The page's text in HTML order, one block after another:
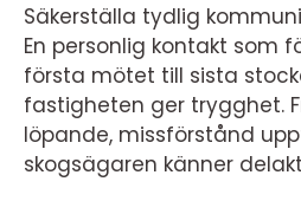
Säkerställa tydlig
En personlig kontakt som
första mötet till sista
fastigheten ger trygghet.
löpande, missförstånd
skogsägaren känner